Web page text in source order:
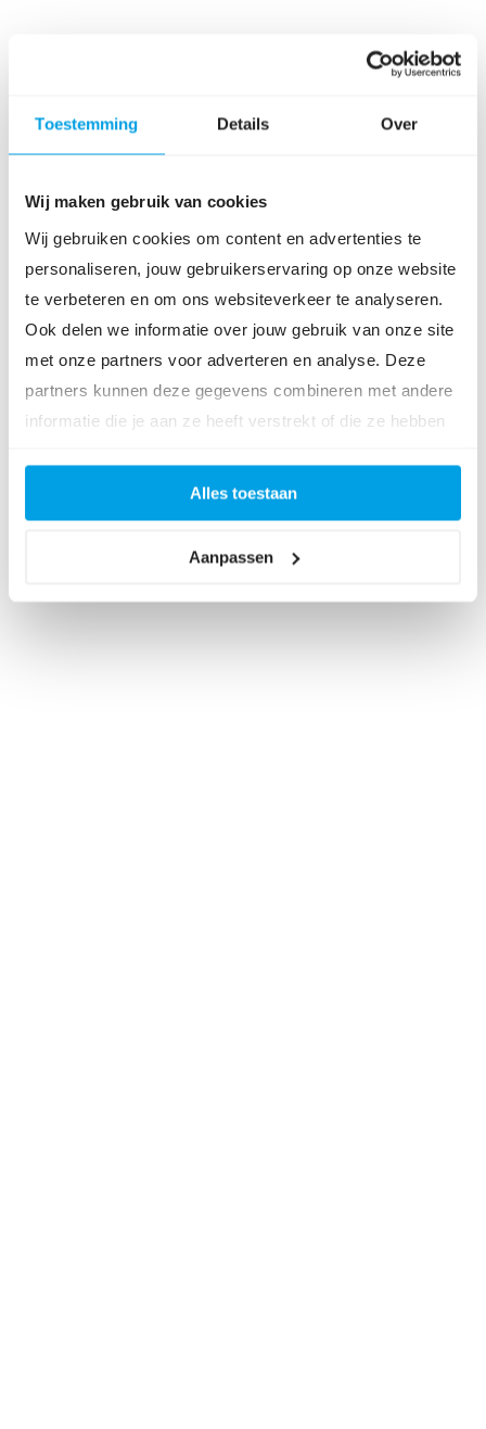
Toestemming Details Over
Wij maken gebruik van cookies
Wij gebruiken cookies om content en advertenties te
personaliseren, jouw gebruikerservaring op onze website
te verbeteren en om ons websiteverkeer te analyseren.
Ook delen we informatie over jouw gebruik van onze site
met onze partners voor adverteren en analyse. Deze
partners kunnen deze gegevens combineren met andere
informatie die je aan ze heeft verstrekt of die ze hebben
Alles toestaan
Aanpassen
Arbeidsrecht & Sociale Zekerheid 2022 aan!